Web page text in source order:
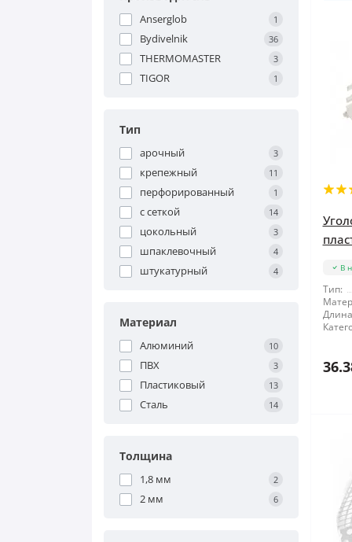
Anserglob 1
Bydivelnik 36
THERMOMASTER 3
TIGOR 1
Тип
арочный 3
крепежный 11
перфорированный 1
с сеткой 14
цокольный 3
шпаклевочный 4
штукатурный 4
Материал
Алюминий 10
ПВХ 3
Пластиковый 13
Сталь 14
Толщина
1,8 мм 2
2 мм 6
В
Тип: